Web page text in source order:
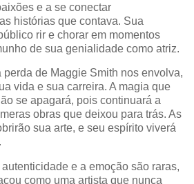
e a se conectar
histórias que contava. Sua
rir e chorar em momentos
de sua genialidade como atriz.
perda de Maggie Smith nos envolva,
vida e sua carreira. A magia que
se apagará, pois continuará a
obras que deixou para trás. As
sua arte, e seu espírito viverá
e a emoção são raras,
como uma artista que nunca